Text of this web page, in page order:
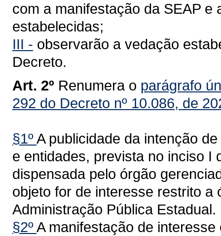
com a manifestação da SEAP e
estabelecidas;
III - observarão a vedação
Decreto.
Art. 2º Renumera o parágrafo
292 do Decreto nº 10.086, de
§1ºA publicidade da intenção
e entidades, prevista no inciso I
dispensada pelo órgão
objeto for de interesse restrito
Administração Pública Estadual.
§2ºA manifestação de